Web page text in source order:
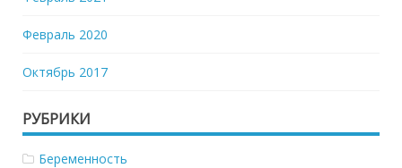
Февраль 2020
Октябрь 2017
РУБРИКИ
Беременность